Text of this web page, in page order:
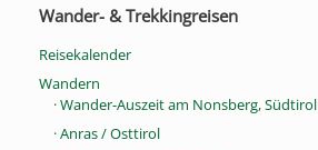
Wander- & Trekkingreisen
Reisekalender
Wandern
· Wander-Auszeit am Nonsberg, Südtirol
· Anras / Osttirol